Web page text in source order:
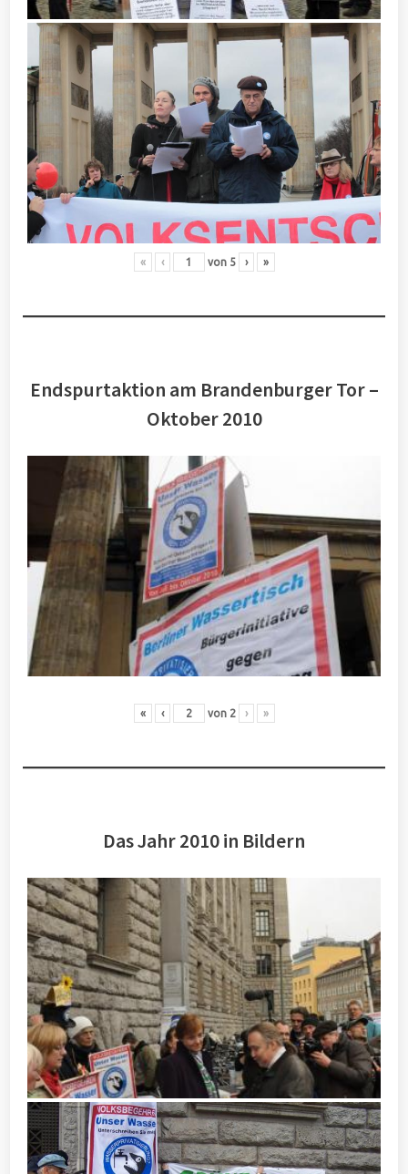
« ‹ von 5 › »
Endspurtaktion am Brandenburger Tor –
Oktober 2010
« ‹ von 2 › »
Das Jahr 2010 in Bildern